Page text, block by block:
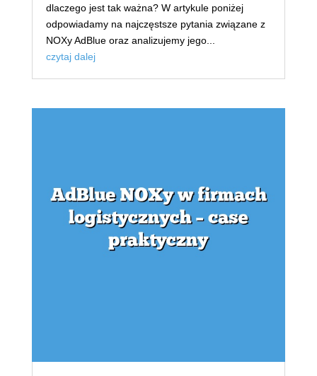
dlaczego jest tak ważna? W artykule poniżej
odpowiadamy na najczęstsze pytania związane z
NOXy AdBlue oraz analizujemy jego...
czytaj dalej